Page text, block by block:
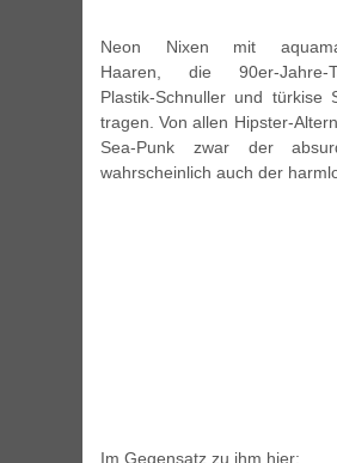
Neon Nixen mit
Haaren, die 90er-Jahre-
Plastik-Schnuller und türkise
tragen. Von allen Hipster-
Sea-Punk zwar der
wahrscheinlich auch der
Im Gegensatz zu ihm hier: